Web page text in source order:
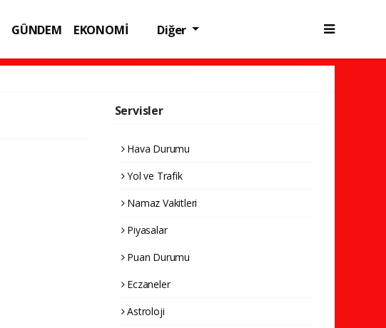
GÜNDEM
EKONOMİ
Diğer
Servisler
Hava Durumu
Yol ve Trafik
Namaz Vakitleri
Piyasalar
Puan Durumu
Eczaneler
Astroloji